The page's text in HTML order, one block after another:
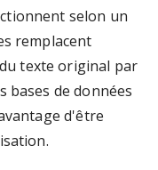
selon un
remplacent
texte original par
bases de données
d'être